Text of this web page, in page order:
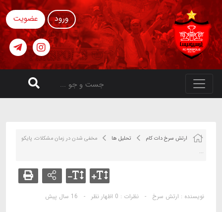
ورود عضویت
ارتش سرخ دات کام تحلیل ها
مخفى شدن در زمان مشكلات، پايكو
...
نویسنده : ارتش سرخ - نظرات : 0 اظهار نظر - 16 سال پیش